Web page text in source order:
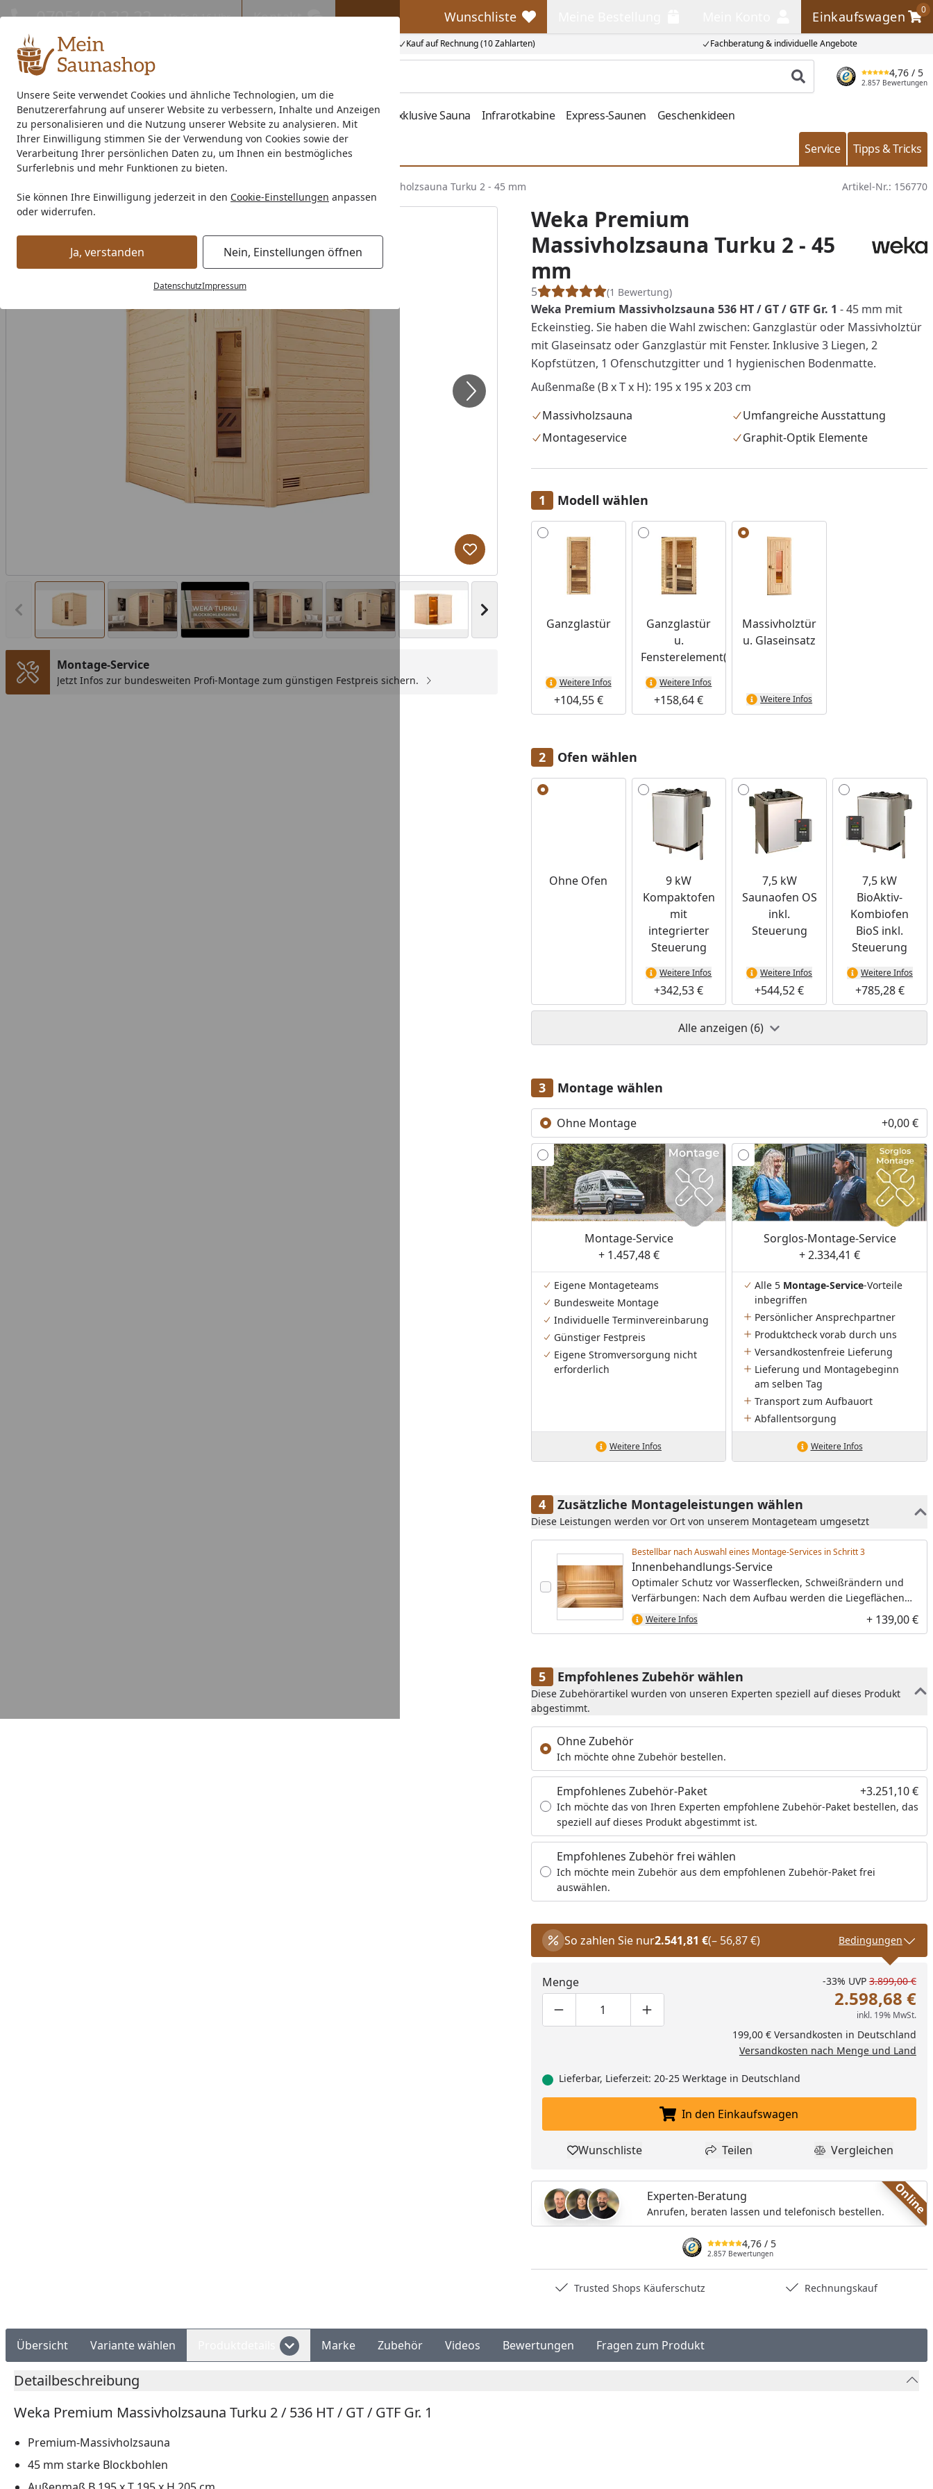
Unsere Seite verwendet Cookies und ähnliche Technologien, um die
Benutzererfahrung auf unserer Website zu verbessern, Inhalte und Anzeigen
zu personalisieren und die Nutzung unserer Website zu analysieren. Mit
Ihrer Einwilligung stimmen Sie der Verwendung von Cookies sowie der
Verarbeitung Ihrer persönlichen Daten zu, um Ihnen ein bestmögliches
Surferlebnis und mehr Funktionen zu bieten.
Sie können Ihre Einwilligung jederzeit in den Cookie-Einstellungen anpassen
oder widerrufen.
Ja, verstanden Nein, Einstellungen öffnen
DatenschutzImpressum
Kauf auf Rechnung (10 Zahlarten) Fachberatung & individuelle Angebote
07051 / 9 22 22 Mo-Fr. 8-16 Uhr Kontakt Wunschliste
Wunschliste Einkaufswagen
0
Einkaufswagen
Produkt suchen
4,76 / 5
2.857 Bewertungen
Außensauna Indoor-Sauna Energiespar-Sauna Saunaofen Zubehör Exklusive Sauna Infrarotkabine Express-Saunen Geschenkideen
Saunahersteller % Sale % Service Tipps & Tricks
Startseite
Weka Premium Massivholzsauna Turku 2 - 45 mm Artikel-Nr.: 156770
Vorheriges Bild anzeigen Nächstes Bild anzeigen
Produkt zur Wunschliste hinzufügen
Montage-Service
Jetzt Infos zur bundesweiten Profi-Montage zum günstigen Festpreis sichern.
Weka Premium
Massivholzsauna Turku 2 - 45
mm
5 (1 Bewertung)
Weka Premium Massivholzsauna 536 HT / GT / GTF Gr. 1 - 45 mm mit
Eckeinstieg. Sie haben die Wahl zwischen: Ganzglastür oder Massivholztür
mit Glaseinsatz oder Ganzglastür mit Fenster. Inklusive 3 Liegen, 2
Kopfstützen, 1 Ofenschutzgitter und 1 hygienischen Bodenmatte.
Außenmaße (B x T x H): 195 x 195 x 203 cm
Massivholzsauna
Umfangreiche Ausstattung
Montageservice
Graphit-Optik Elemente
Modell wählen
Alle anzeigen (3)
Ganzglastür
Weitere Infos
+104,55 €
Ganzglastür
u.
Fensterelement(e)
Weitere Infos
+158,64 €
Massivholztür
u. Glaseinsatz
Weitere Infos
Ofen wählen
Alle anzeigen (6)
Ohne Ofen
9 kW
Kompaktofen
mit
integrierter
Steuerung
Weitere Infos
+342,53 €
7,5 kW
Saunaofen OS
inkl.
Steuerung
Weitere Infos
+544,52 €
7,5 kW
BioAktiv-
Kombiofen
BioS inkl.
Steuerung
Weitere Infos
+785,28 €
Alle anzeigen (6)
Montage wählen
Ohne Montage +0,00 €
Montage-Service
+ 1.457,48 €
Eigene Montageteams
Bundesweite Montage
Individuelle Terminvereinbarung
Günstiger Festpreis
Eigene Stromversorgung nicht
erforderlich
Weitere Infos
Sorglos-Montage-Service
+ 2.334,41 €
Alle 5 Montage-Service-Vorteile
inbegriffen
Persönlicher Ansprechpartner
Produktcheck vorab durch uns
Versandkostenfreie Lieferung
Lieferung und Montagebeginn
am selben Tag
Transport zum Aufbauort
Abfallentsorgung
Weitere Infos
Zusätzliche Montageleistungen wählen
Diese Leistungen werden vor Ort von unserem Montageteam umgesetzt
Bestellbar nach Auswahl eines Montage-Services in Schritt
Innenbehandlungs-Service
Optimaler Schutz vor Wasserflecken, Schweißrändern und
Verfärbungen: Nach dem Aufbau werden die Liegeflächen
und Rückenlehnen mit einer speziellen, hochwertigen
Sauna-Pflegemilch behandelt.
Weitere Infos + 139,00 €
Empfohlenes Zubehör wählen
Diese Zubehörartikel wurden von unseren Experten speziell auf dieses Produkt
abgestimmt.
Ohne Zubehör
Ich möchte ohne Zubehör bestellen.
Empfohlenes Zubehör-Paket +3.251,10 €
Ich möchte das von Ihren Experten empfohlene Zubehör-Paket bestellen, das
speziell auf dieses Produkt abgestimmt ist.
Empfohlenes Zubehör frei wählen
Ich möchte mein Zubehör aus dem empfohlenen Zubehör-Paket frei
auswählen.
So zahlen Sie nur2.541,81 €(– 56,87 €) Bedingungen
Menge
Produktmenge um eins verringern
Produktmenge manuell eingeben
Produktmenge um eins erhöhen
-33% UVP 3.899,00 €
2.598,68 €
inkl. 19% MwSt.
199,00 € Versandkosten in Deutschland
Versandkosten nach Menge und Land
Lieferbar, Lieferzeit: 20-25 Werktage in Deutschland
In den Einkaufswagen legen
In den Einkaufswagen
Produkt zur Wunschliste hinzufügen
Wunschliste Teilen
Teilen Produkt
Vergleichen
Online
Experten-Beratung
Anrufen, beraten lassen und telefonisch bestellen.
4,76 / 5
2.857 Bewertungen
Trusted Shops Käuferschutz Rechnungskauf
Übersicht Variante wählen Marke Zubehör Videos Bewertungen Fragen zum Produkt
Detailbeschreibung
Weka Premium Massivholzsauna Turku 2 / 536 HT / GT / GTF Gr. 1
Premium-Massivholzsauna
45 mm starke Blockbohlen